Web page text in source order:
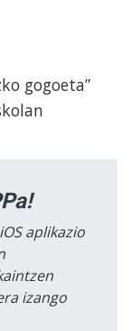
gogoeta”
aplikazio
izango